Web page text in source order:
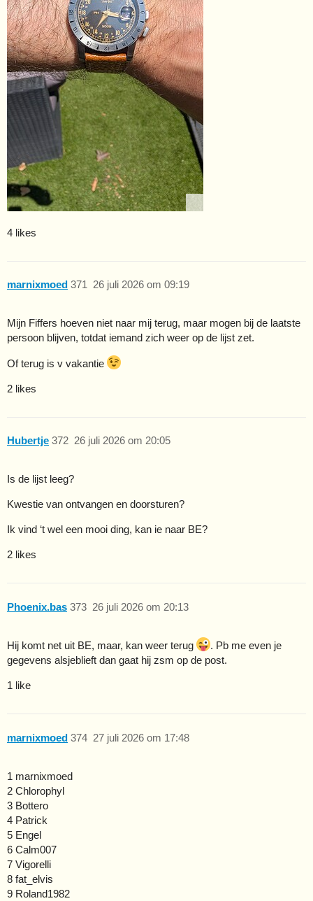
4 likes
marnixmoed 26 juli 2026 om 09:19
371
Mijn Fiffers hoeven niet naar mij terug, maar mogen bij de laatste
persoon blijven, totdat iemand zich weer op de lijst zet.
Of terug is v vakantie
2 likes
Hubertje 26 juli 2026 om 20:05
372
Is de lijst leeg?
Kwestie van ontvangen en doorsturen?
Ik vind ‘t wel een mooi ding, kan ie naar BE?
2 likes
Phoenix.bas 26 juli 2026 om 20:13
373
Hij komt net uit BE, maar, kan weer terug
. Pb me even je
gegevens alsjeblieft dan gaat hij zsm op de post.
1 like
marnixmoed 27 juli 2026 om 17:48
374
1 marnixmoed
2 Chlorophyl
3 Bottero
4 Patrick
5 Engel
6 Calm007
7 Vigorelli
8 fat_elvis
9 Roland1982